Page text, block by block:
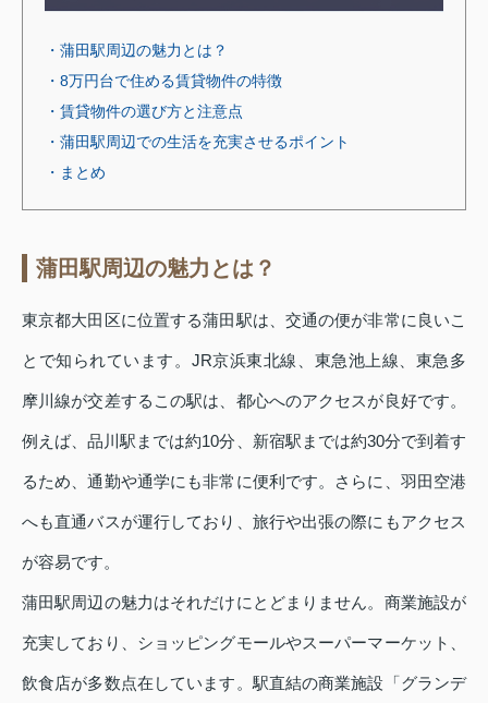
・蒲田駅周辺の魅力とは？
・8万円台で住める賃貸物件の特徴
・賃貸物件の選び方と注意点
・蒲田駅周辺での生活を充実させるポイント
・まとめ
蒲田駅周辺の魅力とは？
東京都大田区に位置する蒲田駅は、交通の便が非常に良いこ
とで知られています。JR京浜東北線、東急池上線、東急多
摩川線が交差するこの駅は、都心へのアクセスが良好です。
例えば、品川駅までは約10分、新宿駅までは約30分で到着す
るため、通勤や通学にも非常に便利です。さらに、羽田空港
へも直通バスが運行しており、旅行や出張の際にもアクセス
が容易です。
蒲田駅周辺の魅力はそれだけにとどまりません。商業施設が
充実しており、ショッピングモールやスーパーマーケット、
飲食店が多数点在しています。駅直結の商業施設「グランデ